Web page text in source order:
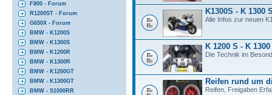
F800 - Forum
R1200ST - Forum
G650X - Forum
BMW - K1200S
BMW - K1300S
BMW - K1200R
BMW - K1300R
BMW - K1200GT
BMW - K1300GT
BMW - S1000RR
K1300S - K 1300
Alle Infos zur neuen
K 1200 S - K
Die Technik im
Reifen rund um
Reifen, Freigaben